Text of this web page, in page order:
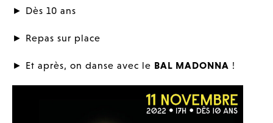
► Dès 10 ans
► Repas sur place
► Et après, on danse avec le BAL MADONNA !